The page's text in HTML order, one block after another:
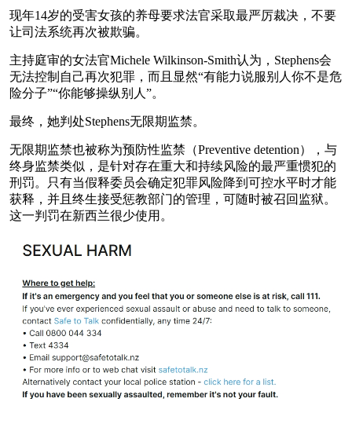
现年14岁的受害女孩的养母要求法官采取最严厉裁决，不要
让司法系统再次被欺骗。
主持庭审的女法官Michele Wilkinson-Smith认为，Stephens会
无法控制自己再次犯罪，而且显然“有能力说服别人你不是危
险分子”“你能够操纵别人”。
最终，她判处Stephens无限期监禁。
无限期监禁也被称为预防性监禁（Preventive detention），与
终身监禁类似，是针对存在重大和持续风险的最严重惯犯的
刑罚。只有当假释委员会确定犯罪风险降到可控水平时才能
获释，并且终生接受惩教部门的管理，可随时被召回监狱。
这一判罚在新西兰很少使用。